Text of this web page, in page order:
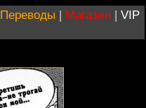
Переводы | Магазин | VIP